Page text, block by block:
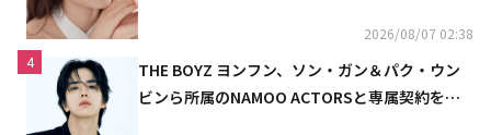
2026/08/07 02:38
4
THE BOYZ ヨンフン、ソン・ガン＆パク・ウン
ビンら所属のNAMOO ACTORSと専属契約を締